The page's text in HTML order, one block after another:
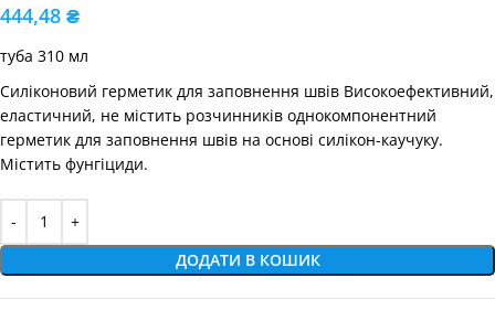
444,48 ₴
туба 310 мл
Силіконовий герметик для заповнення швів Високоефективний,
еластичний, не містить розчинників однокомпонентний
герметик для заповнення швів на основі силікон-каучуку.
Містить фунгіциди.
ДОДАТИ В КОШИК